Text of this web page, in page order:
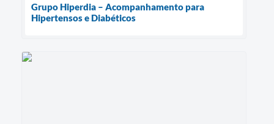
Grupo Hiperdia – Acompanhamento para
Hipertensos e Diabéticos